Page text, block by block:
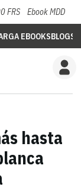
FRS Ebook MDD
EBOOKSBLOGS
hasta